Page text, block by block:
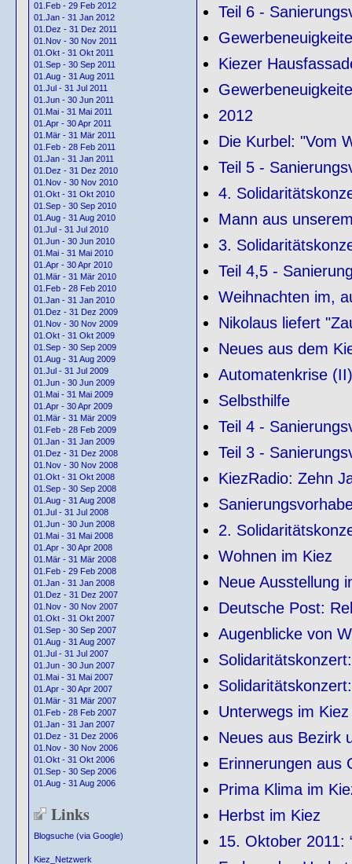
01.Feb - 29 Feb 2012
01.Jan - 31 Jan 2012
01.Dez - 31 Dez 2011
01.Nov - 30 Nov 2011
01.Okt - 31 Okt 2011
01.Sep - 30 Sep 2011
01.Aug - 31 Aug 2011
01.Jul - 31 Jul 2011
01.Jun - 30 Jun 2011
01.Mai - 31 Mai 2011
01.Apr - 30 Apr 2011
01.Mär - 31 Mär 2011
01.Feb - 28 Feb 2011
01.Jan - 31 Jan 2011
01.Dez - 31 Dez 2010
01.Nov - 30 Nov 2010
01.Okt - 31 Okt 2010
01.Sep - 30 Sep 2010
01.Aug - 31 Aug 2010
01.Jul - 31 Jul 2010
01.Jun - 30 Jun 2010
01.Mai - 31 Mai 2010
01.Apr - 30 Apr 2010
01.Mär - 31 Mär 2010
01.Feb - 28 Feb 2010
01.Jan - 31 Jan 2010
01.Dez - 31 Dez 2009
01.Nov - 30 Nov 2009
01.Okt - 31 Okt 2009
01.Sep - 30 Sep 2009
01.Aug - 31 Aug 2009
01.Jul - 31 Jul 2009
01.Jun - 30 Jun 2009
01.Mai - 31 Mai 2009
01.Apr - 30 Apr 2009
01.Mär - 31 Mär 2009
01.Feb - 28 Feb 2009
01.Jan - 31 Jan 2009
01.Dez - 31 Dez 2008
01.Nov - 30 Nov 2008
01.Okt - 31 Okt 2008
01.Sep - 30 Sep 2008
01.Aug - 31 Aug 2008
01.Jul - 31 Jul 2008
01.Jun - 30 Jun 2008
01.Mai - 31 Mai 2008
01.Apr - 30 Apr 2008
01.Mär - 31 Mär 2008
01.Feb - 29 Feb 2008
01.Jan - 31 Jan 2008
01.Dez - 31 Dez 2007
01.Nov - 30 Nov 2007
01.Okt - 31 Okt 2007
01.Sep - 30 Sep 2007
01.Aug - 31 Aug 2007
01.Jul - 31 Jul 2007
01.Jun - 30 Jun 2007
01.Mai - 31 Mai 2007
01.Apr - 30 Apr 2007
01.Mär - 31 Mär 2007
01.Feb - 28 Feb 2007
01.Jan - 31 Jan 2007
01.Dez - 31 Dez 2006
01.Nov - 30 Nov 2006
01.Okt - 31 Okt 2006
01.Sep - 30 Sep 2006
01.Aug - 31 Aug 2006
Links
Blogsuche (via Google)
Kiez_Netzwerk
Teil 6 -
Kiezer
2012
Die Kurbel: "Vom
Teil 5 -
4.
Mann aus
3.
Teil 4,5 -
Weihnachten im,
Nikolaus liefert
Neues aus dem
Automatenkrise (II)
Selbsthilfe
Teil 4 -
Teil 3 -
KiezRadio: Zehn
2.
Wohnen im Kiez
Neue Ausstellung
Deutsche Post:
Augenblicke von
Unterwegs im Kiez
Neues aus Bezirk
Erinnerungen aus
Prima Klima im
Herbst im Kiez
15. Oktober 2011: